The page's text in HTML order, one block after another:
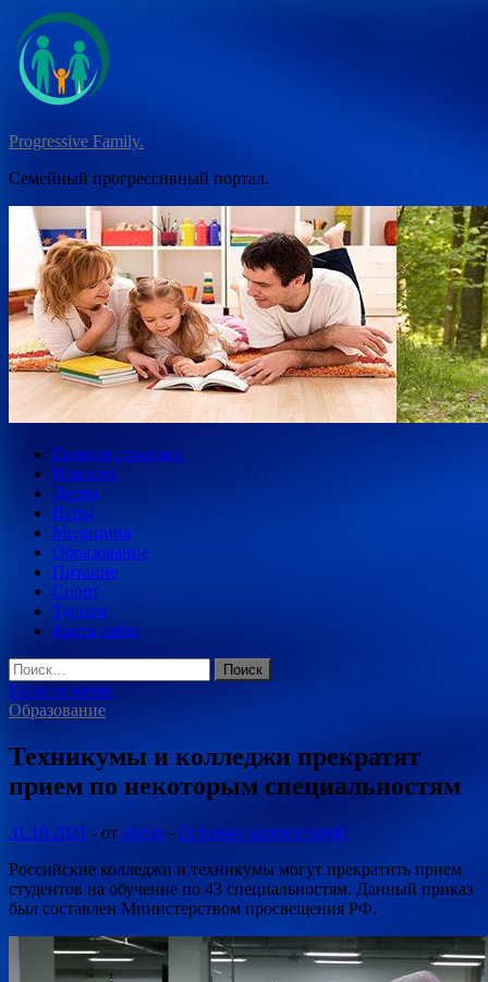
Перейти
содержимому
Progressive Family.
Семейный прогрессивный портал.
Главная страница
Новости
Детям
Игры
Медицина
Образование
Питание
Спорт
Туризм
Карта сайта
Найти:
Главное меню
Образование
Техникумы и колледжи прекратят
прием по некоторым специальностям
31.10.2021 - от admin - Оставьте комментарий
Российские колледжи и техникумы могут прекратить прием
студентов на обучение по 43 специальностям. Данный приказ
был составлен Министерством просвещения РФ.